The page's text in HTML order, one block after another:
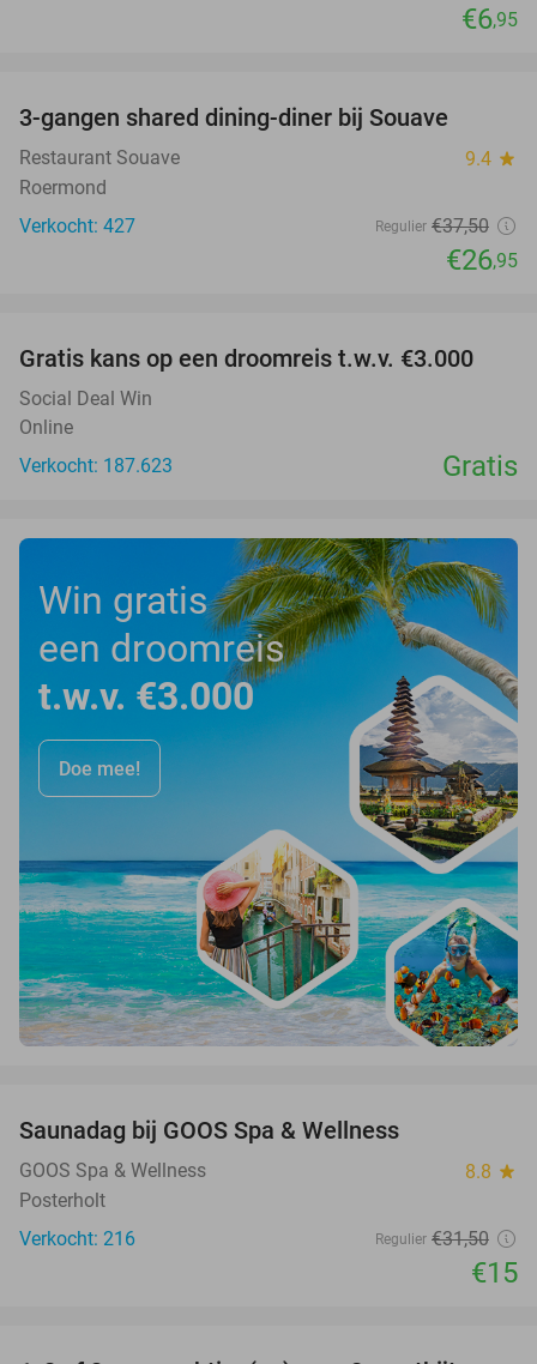
€6,95
3-gangen shared dining-diner bij Souave
Restaurant Souave 9.4 star
Roermond
Verkocht: 427
Regulier €37,50
€26,95
Gratis kans op een droomreis t.w.v. €3.000
Social Deal Win
Online
Verkocht: 187.623
Gratis
Win gratis
een droomreis
t.w.v. €3.000
Doe mee!
Saunadag bij GOOS Spa & Wellness
GOOS Spa & Wellness 8.8 star
Posterholt
Verkocht: 216
Regulier €31,50
€15